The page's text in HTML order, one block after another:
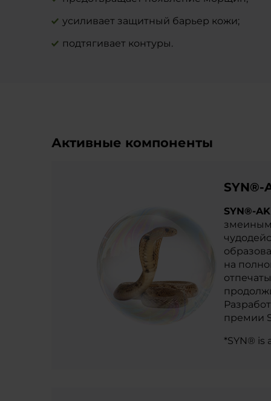
усиливает защитный барьер кожи;
подтягивает контуры.
Активные компоненты
SYN®-
SYN®-
змеиным
на
премии
*SYN® is